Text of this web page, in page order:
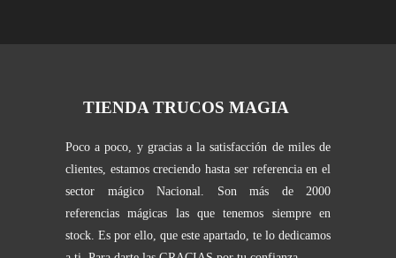
TIENDA TRUCOS MAGIA
Poco a poco, y gracias a la satisfacción de miles de
clientes, estamos creciendo hasta ser referencia en el
sector mágico Nacional. Son más de 2000
referencias mágicas las que tenemos siempre en
stock. Es por ello, que este apartado, te lo dedicamos